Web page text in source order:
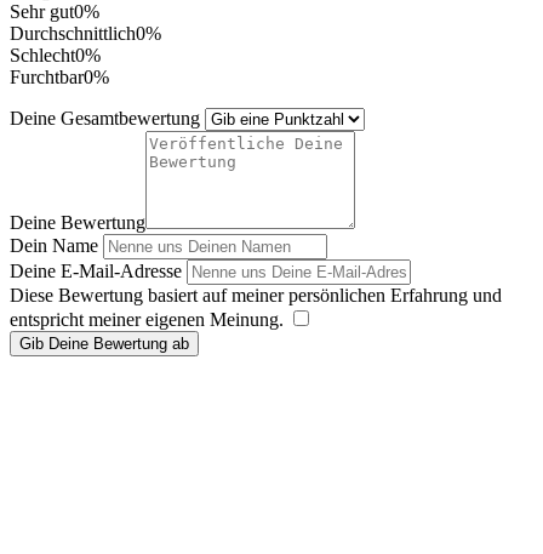
Sehr gut0%
Durchschnittlich0%
Schlecht0%
Furchtbar0%
Deine Gesamtbewertung
Deine Bewertung
Dein Name
Deine E-Mail-Adresse
Diese Bewertung basiert auf meiner persönlichen Erfahrung und
entspricht meiner eigenen Meinung.
Gib Deine Bewertung ab